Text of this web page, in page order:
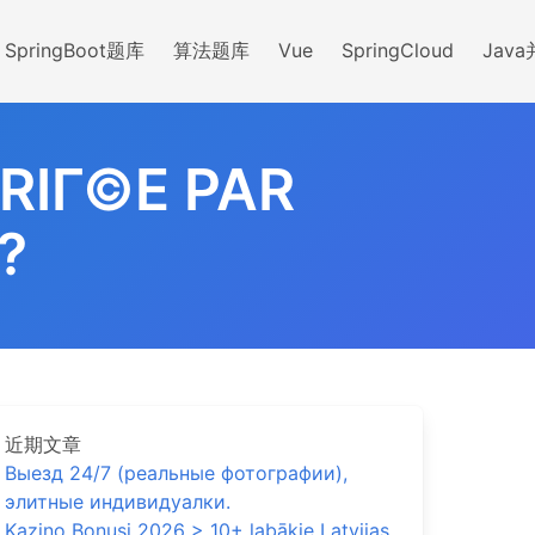
SpringBoot题库 算法题库 Vue SpringCloud Java
PAR
近期文章
Выезд 24/7 (реальные фотографии),
элитные индивидуалки.
Kazino Bonusi 2026 > 10+ labākie Latvijas